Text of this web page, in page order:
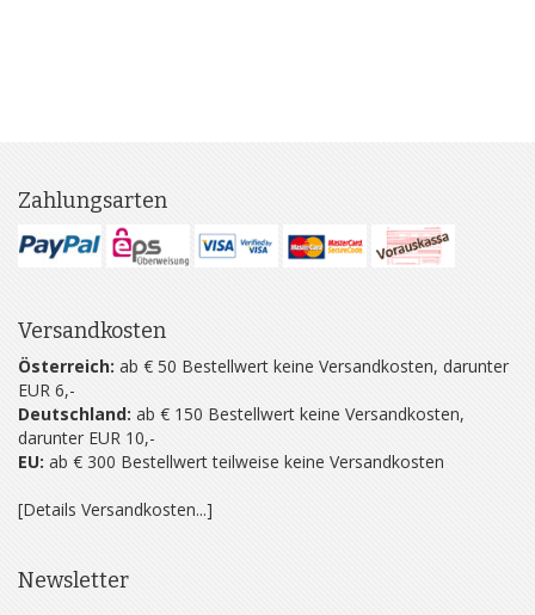
Zahlungsarten
Versandkosten
Österreich: ab € 50 Bestellwert keine Versandkosten, darunter
EUR 6,-
Deutschland: ab € 150 Bestellwert keine Versandkosten,
darunter EUR 10,-
EU: ab € 300 Bestellwert teilweise keine Versandkosten
[Details Versandkosten...]
Newsletter